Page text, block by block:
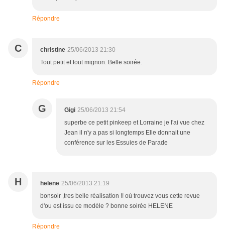
Répondre
C christine 25/06/2013 21:30
Tout petit et tout mignon. Belle soirée.
Répondre
G Gigi 25/06/2013 21:54
superbe ce petit pinkeep et Lorraine je l'ai vue chez
Jean il n'y a pas si longtemps Elle donnait une
conférence sur les Essuies de Parade
H helene 25/06/2013 21:19
bonsoir ,tres belle réalisation !! où trouvez vous cette revue
d'ou est issu ce modèle ? bonne soirée HELENE
Répondre